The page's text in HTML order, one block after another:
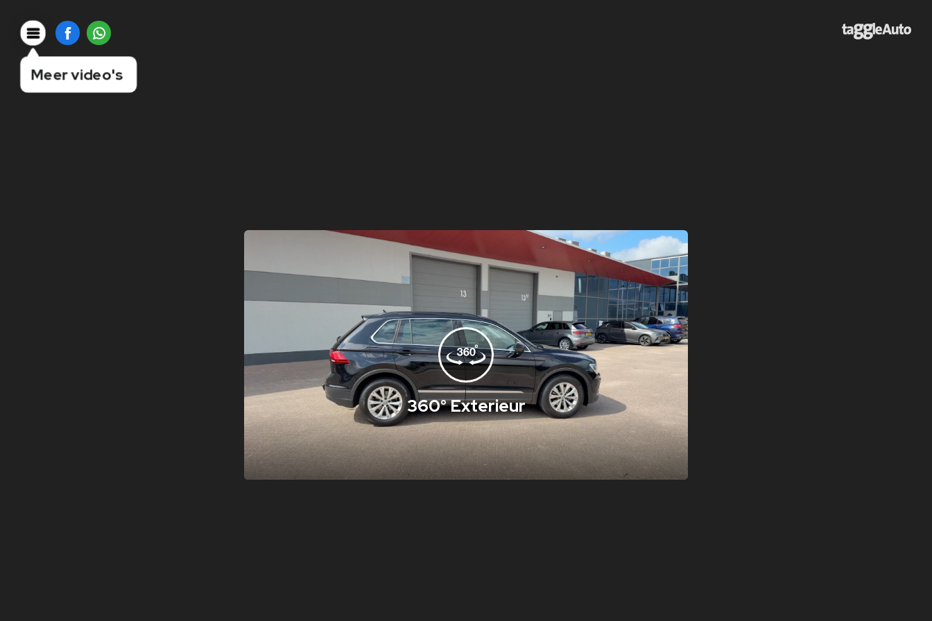
360° Exterieur
Meer video's